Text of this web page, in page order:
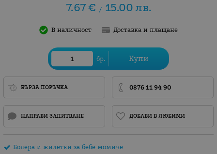
7.67€ / 15.00 лв.
В наличност Доставка и плащане
бр. Купи
БЪРЗА ПОРЪЧКА 0876 11 94 90
НАПРАВИ ЗАПИТВАНЕ ДОБАВИ В ЛЮБИМИ
Болера и жилетки за бебе момиче